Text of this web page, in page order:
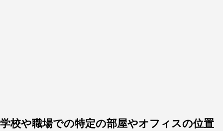
学校や職場での特定の部屋やオフィスの位置